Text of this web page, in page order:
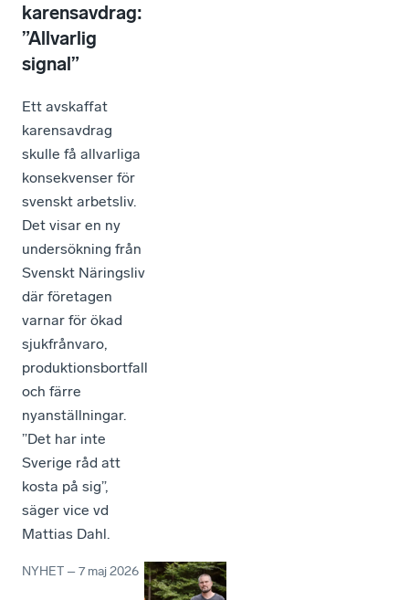
karensavdrag:
”Allvarlig
signal”
Ett avskaffat
karensavdrag
skulle få allvarliga
konsekvenser för
svenskt arbetsliv.
Det visar en ny
undersökning från
Svenskt Näringsliv
där företagen
varnar för ökad
sjukfrånvaro,
produktionsbortfall
och färre
nyanställningar.
”Det har inte
Sverige råd att
kosta på sig”,
säger vice vd
Mattias Dahl.
NYHET –7 maj 2026